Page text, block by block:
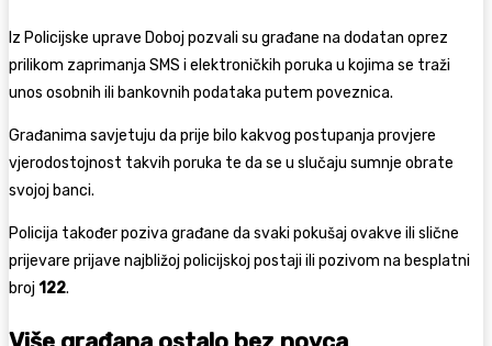
Iz Policijske uprave Doboj pozvali su građane na dodatan oprez
prilikom zaprimanja SMS i elektroničkih poruka u kojima se traži
unos osobnih ili bankovnih podataka putem poveznica.
Građanima savjetuju da prije bilo kakvog postupanja provjere
vjerodostojnost takvih poruka te da se u slučaju sumnje obrate
svojoj banci.
Policija također poziva građane da svaki pokušaj ovakve ili slične
prijevare prijave najbližoj policijskoj postaji ili pozivom na besplatni
broj 122.